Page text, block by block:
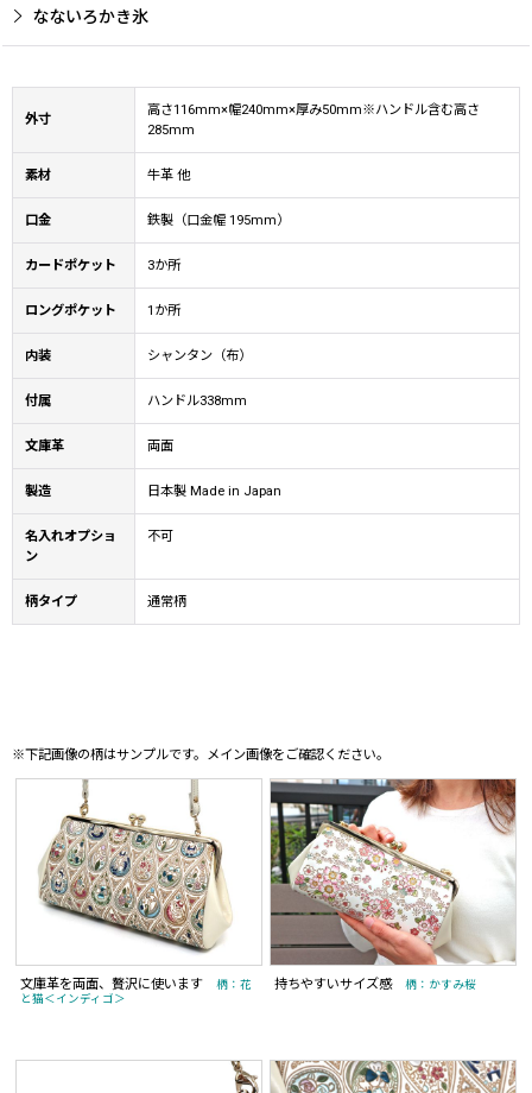
なないろかき氷
外寸
高さ116mm×幅240mm×厚み50mm※ハンドル含む高さ
285mm
素材 牛革 他
口金 鉄製（口金幅 195mm）
カードポケット 3か所
ロングポケット 1か所
内装 シャンタン（布）
付属 ハンドル338mm
文庫革 両面
製造 日本製 Made in Japan
名入れオプショ
ン
不可
柄タイプ 通常柄
※下記画像の柄はサンプルです。メイン画像をご確認ください。
文庫革を両面、贅沢に使います柄：花
と猫＜インディゴ＞
持ちやすいサイズ感柄：かすみ桜